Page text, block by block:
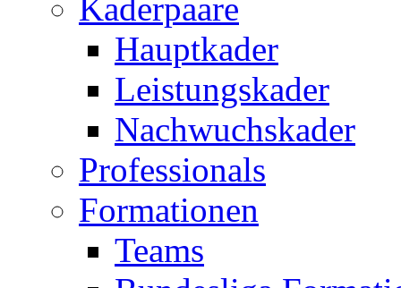
Kaderpaare
Hauptkader
Leistungskader
Nachwuchskader
Professionals
Formationen
Teams